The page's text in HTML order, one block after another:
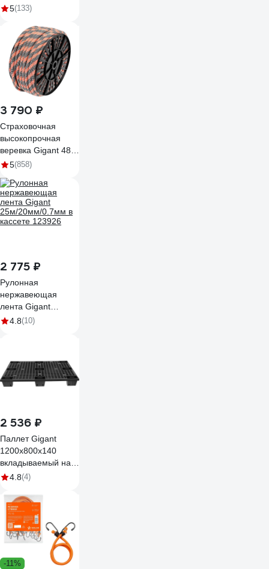
325(133)
3 790 ₽
Страховочная
высокопрочная
веревка Gigant 48
прядей, 12мм х
5(858)
2 775 ₽
Рулонная
нержавеющая
лента Gigant
25м/20мм/0.7мм в
4.8(10)
2 536 ₽
Паллет Gigant
1200x800x140
вкладываемый на
ножках чёрный
4.8(4)
-11%